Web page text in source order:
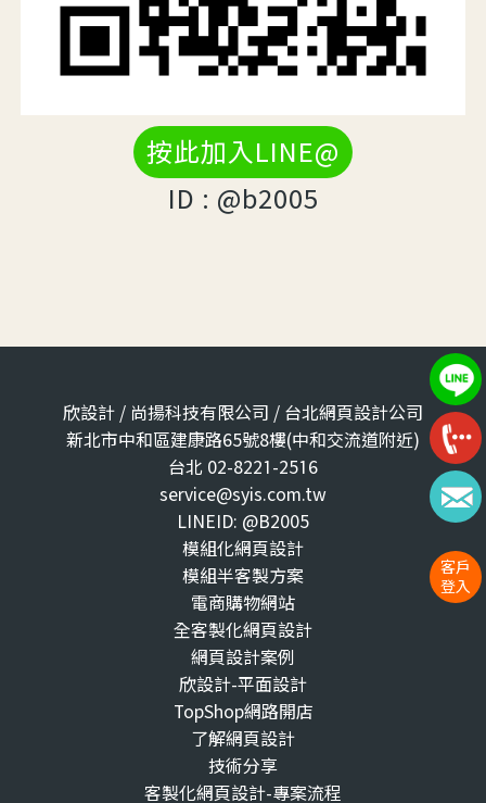
客戶
登入
按此加入LINE@
ID : @b2005
欣設計 / 尚揚科技有限公司 / 台北網頁設計公司
新北市中和區建康路65號8樓(中和交流道附近)
台北 02-8221-2516
service@syis.com.tw
LINEID: @B2005
模組化網頁設計
模組半客製方案
電商購物網站
全客製化網頁設計
網頁設計案例
欣設計-平面設計
TopShop網路開店
了解網頁設計
技術分享
客製化網頁設計-專案流程